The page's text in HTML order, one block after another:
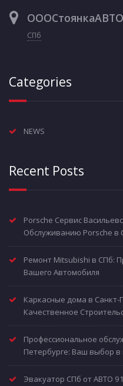
СПб
Categories
NEWS
Recent Posts
Porsche Сервис
Обслуживанию Porsche в
Ремонт Mitsubishi в СПб:
Вашего Автомобиля
Каркасные дома в Санкт-
Качественное
Профессиональное
Петербурге: Ваш выбор в
Эвакуатор СПб от АВТО